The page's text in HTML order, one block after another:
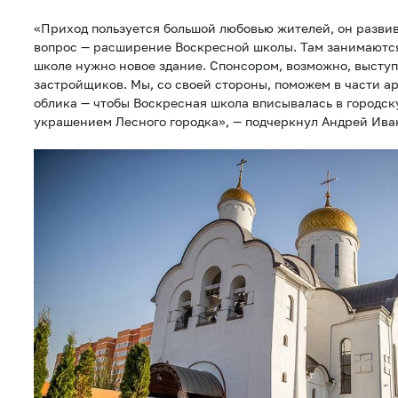
«Приход пользуется большой любовью жителей, он
вопрос — расширение Воскресной школы. Там
школе нужно новое здание. Спонсором, возможно,
застройщиков. Мы, со своей стороны, поможем в части
облика — чтобы Воскресная школа вписывалась в
украшением Лесного городка», — подчеркнул Андрей